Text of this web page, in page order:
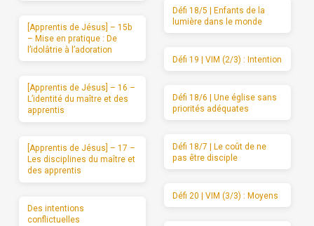
[Apprentis de Jésus] – 15b
– Mise en pratique : De
l’idolâtrie à l’adoration
[Apprentis de Jésus] – 16 –
L’identité du maître et des
apprentis
[Apprentis de Jésus] – 17 –
Les disciplines du maître et
des apprentis
Des intentions
conflictuelles
Défi 18/5 | Enfants de la
lumière dans le monde
Défi 19 | VIM (2/3) : Intention
Défi 18/6 | Une église sans
priorités adéquates
Défi 18/7 | Le coût de ne
pas être disciple
Défi 20 | VIM (3/3) : Moyens